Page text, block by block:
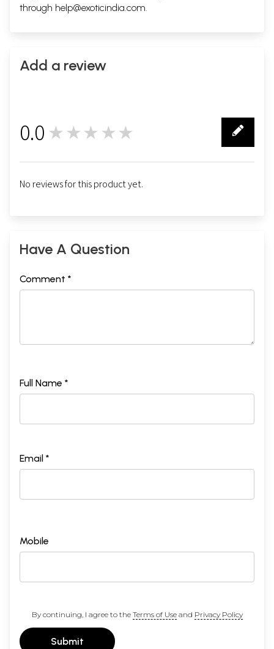
through help@exoticindia.com.
Add a review
0.0 ★★★★★
No reviews for this product yet.
Have A Question
Comment *
Full Name *
Email *
Mobile
By continuing, I agree to the Terms of Useand Privacy Policy
Submit